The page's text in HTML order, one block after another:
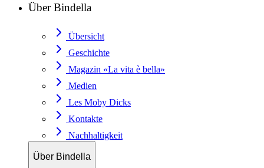
Über Bindella
Übersicht
Geschichte
Magazin «La vita è bella»
Medien
Les Moby Dicks
Kontakte
Nachhaltigkeit
Über Bindella